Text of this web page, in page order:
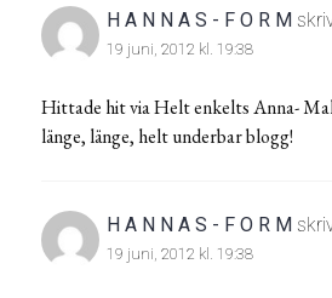
H A N N A S - F O R M
19 juni, 2012 kl. 19:38
Hittade hit via Helt enkelts Anna-
länge, länge, helt underbar blogg!
H A N N A S - F O R M
19 juni, 2012 kl. 19:38